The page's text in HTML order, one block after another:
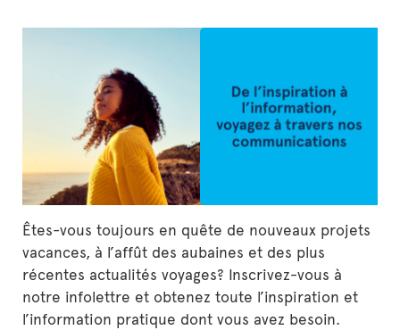
Êtes-vous toujours en quête de nouveaux projets
vacances, à l’affût des aubaines et des plus
récentes actualités voyages? Inscrivez-vous à
notre infolettre et obtenez toute l’inspiration et
l’information pratique dont vous avez besoin.